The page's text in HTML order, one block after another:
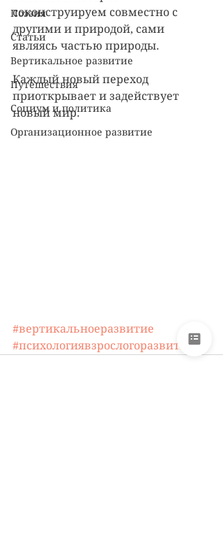
Поэзия
Статьи
Вертикальное развитие
Путешествия
Социум и политика
Организационное развитие
соконструируем совместно с
другими и природой, сами
являясь частью природы.
Каждый новый переход
приоткрывает и задействует
новый мир.
#вертикальноеразвитие
#психологиявзрослогоразвития